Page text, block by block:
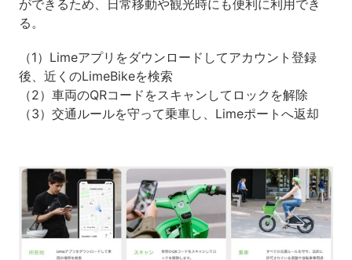
ができるため、日常移動や観光時にも便利に利用でき
る。
（1）Limeアプリをダウンロードしてアカウント登録
後、近くのLimeBikeを検索
（2）車両のQRコードをスキャンしてロックを解除
（3）交通ルールを守って乗車し、Limeポートへ返却